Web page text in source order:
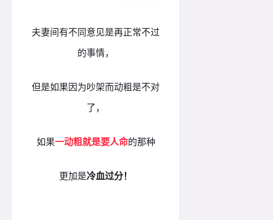
夫妻间有不同意见是再正常不过
的事情，
但是如果因为吵架而动粗是不对
了，
如果一动粗就是要人命的那种
更加是冷血过分！